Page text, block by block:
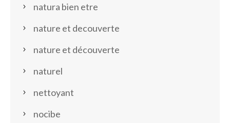
natura bien etre
nature et decouverte
nature et découverte
naturel
nettoyant
nocibe